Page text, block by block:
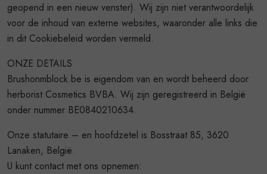
geopend in een nieuw venster). Wij zijn niet verantwoordelijk
voor de inhoud van externe websites, waaronder alle links die
in dit Cookiebeleid worden vermeld.
ONZE DETAILS
Brushonmblock.be is eigendom van en wordt beheerd door
herborist Cosmetics BVBA. Wij zijn geregistreerd in België
onder nummer BE0840210634.
Onze statutaire – en hoofdzetel is Bosstraat 85, 3620
Lanaken, België.
U kunt contact met ons opnemen: